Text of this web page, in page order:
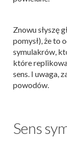
Znowu słyszę
pomysł), że to
symulakrów,
które
sens. I uwaga,
powodów.
Sens